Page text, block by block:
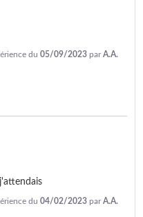
du 05/09/2023 parA.A.
du 04/02/2023 parA.A.